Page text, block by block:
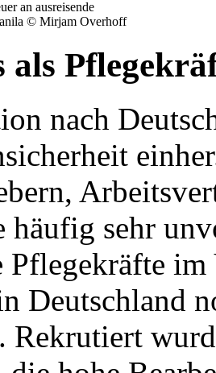
an ausreisende
© Mirjam Overhoff
als
nach
häufig sehr
Pflegekräfte
Deutschland
Rekrutiert